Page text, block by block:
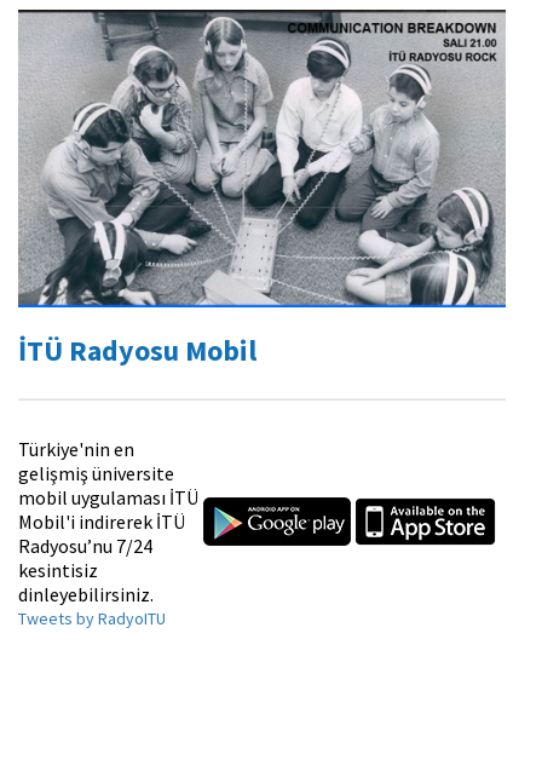
İTÜ Radyosu Mobil
Türkiye'nin en
gelişmiş üniversite
mobil uygulaması İTÜ
Mobil'i indirerek İTÜ
Radyosu’nu 7/24
kesintisiz
dinleyebilirsiniz.
Tweets by RadyoITU